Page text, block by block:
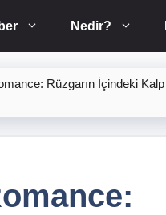
Nedir?
Rüzgarın İçindeki Kalp